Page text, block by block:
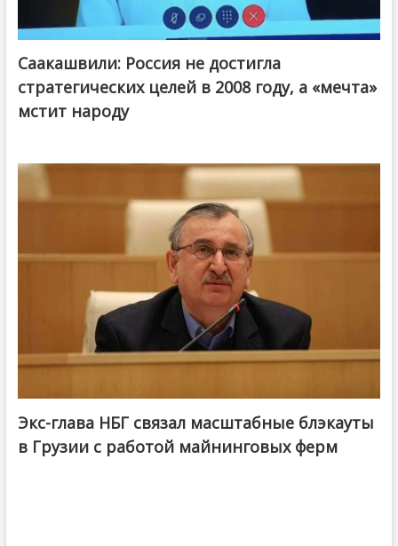
Саакашвили: Россия не достигла
стратегических целей в 2008 году, а «мечта»
мстит народу
Экс-глава НБГ связал масштабные блэкауты
в Грузии с работой майнинговых ферм